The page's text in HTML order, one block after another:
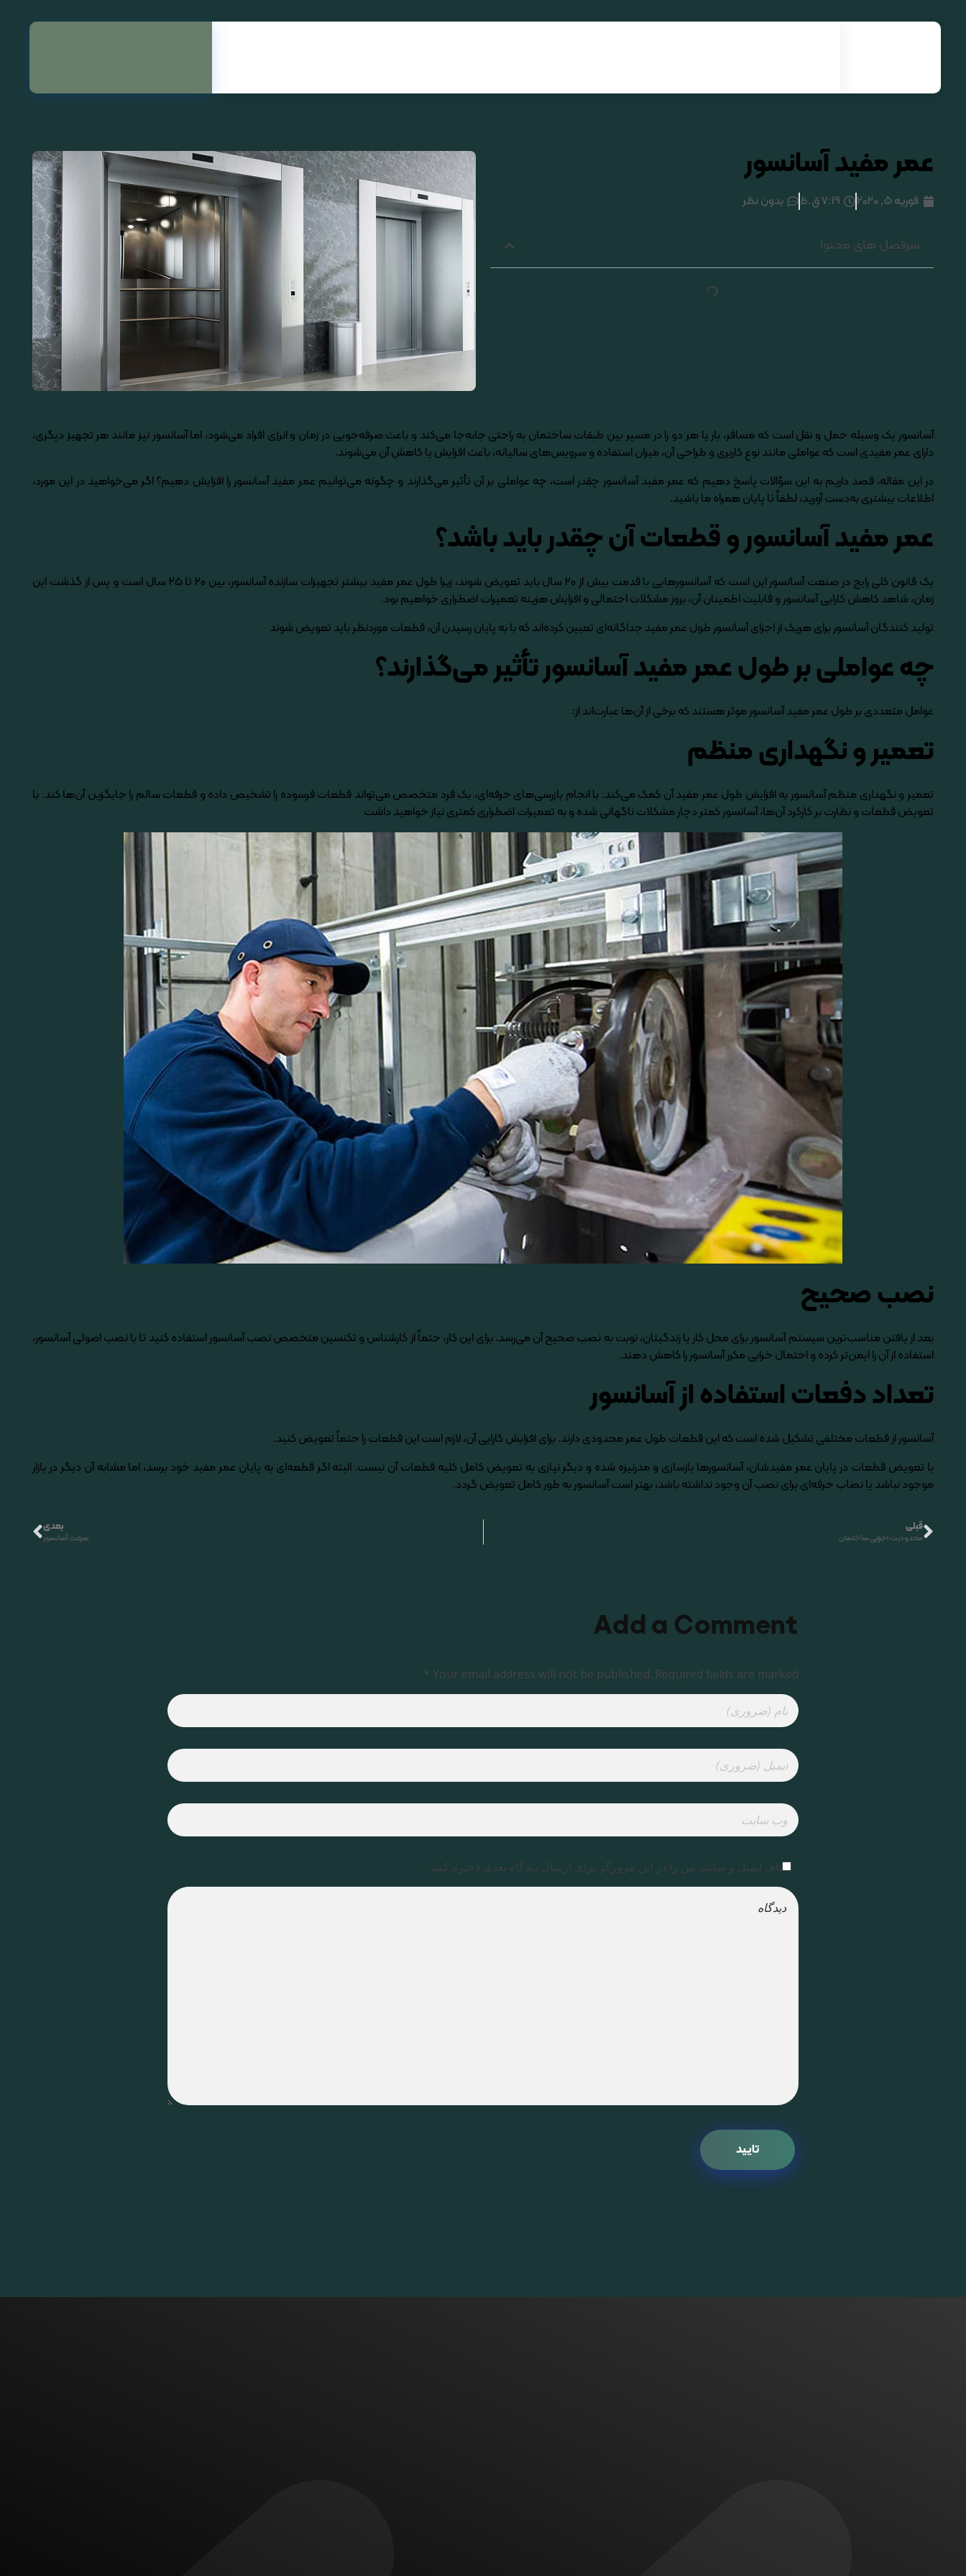
نصب و راه اندازی انواع آسانسور| آرنیک آسانسور
عمر مفید آسانسور
فوریه 5, 2020 7:19 ق.ظ بدون نظر
سرفصل های محتوا
آسانسور یک وسیله حمل و نقل است که مسافر، بار یا هر دو را در مسیر بین طبقات ساختمان به راحتی جابه‌جا می‌کند و باعث صرفه­‌جویی در زمان و انرژی افراد می­‌شود، اما آسانسور نیز مانند هر تجهیز دیگری،
دارای عمر مفیدی است که عواملی مانند نوع کاربری و طراحی آن، میزان استفاده و سرویس­‌های سالیانه، باعث افزایش یا کاهش آن می‌­شوند.
در این مقاله، قصد داریم به این سؤالات پاسخ دهیم که عمر مفید آسانسور چقدر است، چه عواملی بر آن تأثیر می­‌گذارند و چگونه می‌­توانیم عمر مفید آسانسور را افزایش دهیم؟ اگر می‌­خواهید در این مورد،
اطلاعات بیشتری به‌­دست آورید، لطفاً تا پایان همراه ما باشید.
عمر مفید آسانسور و قطعات آن چقدر باید باشد؟
یک قانون کلی رایج در صنعت آسانسور این است که آسانسورهایی با قدمت بیش از ۲۰ سال باید تعویض شوند، زیرا طول عمر مفید بیشتر تجهیزات سازنده آسانسور، بین ۲۰ تا ۲۵ سال است و پس از گذشت این
زمان، شاهد کاهش کارایی آسانسور و قابلیت اطمینان آن، بروز مشکلات احتمالی و افزایش هزینه تعمیرات اضطراری خواهیم بود.
تولید کنندگان آسانسور برای هریک از اجزای آسانسور طول عمر مفید جداگانه­‌‌‌ای تعیین کرده‌­اند که با به پایان رسیدن آن، قطعات موردنظر باید تعویض شوند
چه عواملی بر طول عمر مفید آسانسور تأثیر می‌گذارند؟
عوامل متعددی بر طول عمر مفید آسانسور موثر هستند که برخی از آن­‌ها عبارت­‌اند از:
تعمیر و نگهداری منظم
تعمیر و نگهداری منظم آسانسور به افزایش طول عمر مفید آن کمک می‌کند. با انجام بازرسی‌­های حرفه­‌ای، یک فرد متخصص می‌­تواند قطعات فرسوده را تشخیص داده و قطعات سالم را جایگزین آن­‌ها کند. با
تعویض قطعات و نظارت بر کارکرد آن­‌ها، آسانسور کمتر دچار مشکلات ناگهانی شده و به تعمیرات اضطراری کمتری نیاز خواهید داشت
نصب صحیح
بعد از یافتن مناسب‌­ترین سیستم آسانسور برای محل کار یا زندگیتان، نوبت به نصب صحیح آن می­‌رسد. برای این کار، حتماً از کارشناس و تکنسین متخصص نصب آسانسور استفاده کنید تا با نصب اصولی آسانسور،
استفاده از آن را ایمن‌­تر کرده و احتمال خرابی مکرر آسانسور را کاهش دهند.
تعداد دفعات استفاده از آسانسور
آسانسور از قطعات مختلفی تشکیل شده است که این قطعات طول عمر محدودی دارند. برای افزایش کارایی آن، لازم است این قطعات را حتماً تعویض کنید.
با تعویض قطعات در پایان عمر مفیدشان، آسانسورها بازسازی و مدرنیزه شده و دیگر نیازی به تعویض کامل کلیه قطعات آن نیست. البته اگر قطعه­‌ای به پایان عمر مفید خود برسد، اما مشابه آن دیگر در بازار
موجود نباشد یا نصاب حرفه­‌ای برای نصب آن وجود نداشته باشد، بهتر است آسانسور به طور کامل تعویض گردد.
قبلی
محدودیت اجرایی ساختمان
بعدی
سرعت آسانسور
Add a Comment
Your email address will not be published. Required fields are marked *
نام، ایمیل و سایت من را در این مرورگر برای ارسال دیدگاه بعدی ذخیره کنید.